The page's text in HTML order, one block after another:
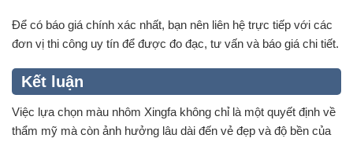
Để có báo giá chính xác nhất, bạn nên liên hệ trực tiếp với các
đơn vị thi công uy tín để được đo đạc, tư vấn và báo giá chi tiết.
Kết luận
Việc lựa chọn màu nhôm Xingfa không chỉ là một quyết định về
thẩm mỹ mà còn ảnh hưởng lâu dài đến vẻ đẹp và độ bền của